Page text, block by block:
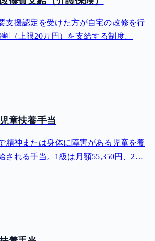
支援認定を受けた方が自宅の改修を行
（上限20万円）を支給する制度。
童扶養手当
精神または身体に障害がある児童を養
される手当。1級は月額55,350円、2級